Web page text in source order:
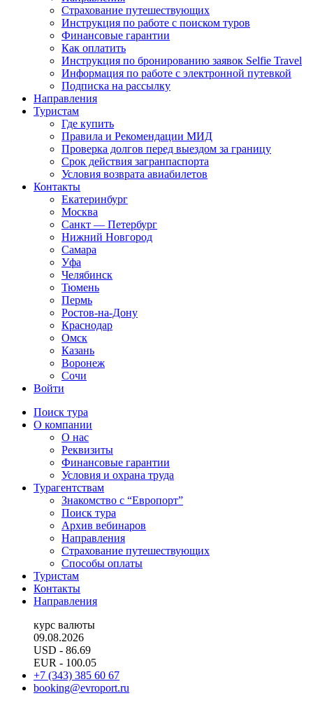
Страхование путешествующих
Инструкция по работе с поиском туров
Финансовые гарантии
Как оплатить
Инструкция по бронированию заявок Selfie Travel
Информация по работе с электронной путевкой
Подписка на рассылку
Направления
Туристам
Где купить
Правила и Рекомендации МИД
Проверка долгов перед выездом за границу
Срок действия загранпаспорта
Условия возврата авиабилетов
Контакты
Екатеринбург
Москва
Санкт — Петербург
Нижний Новгород
Самара
Уфа
Челябинск
Тюмень
Пермь
Ростов-на-Дону
Краснодар
Омск
Казань
Воронеж
Сочи
Войти
Поиск тура
О компании
О нас
Реквизиты
Финансовые гарантии
Условия и охрана труда
Турагентствам
Знакомство с “Европорт”
Поиск тура
Архив вебинаров
Направления
Страхование путешествующих
Способы оплаты
Туристам
Контакты
Направления
курс валюты
09.08.2026
USD - 86.69
EUR - 100.05
+7 (343) 385 60 67
booking@evroport.ru